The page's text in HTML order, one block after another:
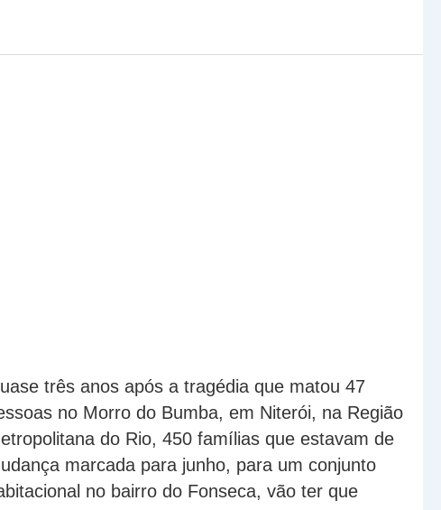
três anos após a tragédia que matou 47
no Morro do Bumba, em Niterói, na Região
do Rio, 450 famílias que estavam de
marcada para junho, para um conjunto
no bairro do Fonseca, vão ter que